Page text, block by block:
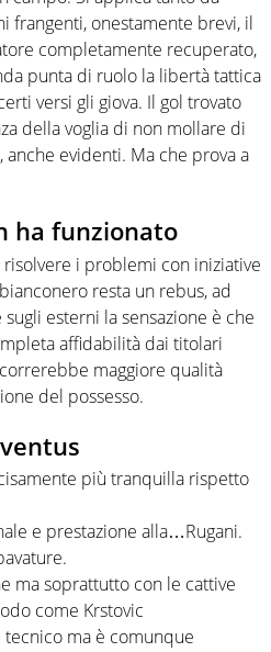
frangenti, onestamente brevi, il
completamente recuperato,
punta di ruolo la libertà tattica
versi gli giova. Il gol trovato
della voglia di non mollare di
evidenti. Ma che prova a
ha funzionato
i problemi con iniziative
resta un rebus, ad
esterni la sensazione è che
affidabilità dai titolari
maggiore qualità
del possesso.
più tranquilla rispetto
e prestazione alla…Rugani.
ma soprattutto con le cattive
come Krstovic
ma è comunque